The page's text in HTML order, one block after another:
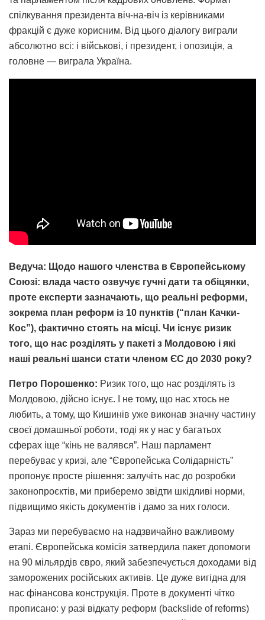
спілкування президента віч-на-віч із керівниками
фракцій є дуже корисним. Від цього діалогу виграли
абсолютно всі: і військові, і президент, і опозиція, а
головне — виграла Україна.
Ведуча: Щодо нашого членства в Європейському
Союзі: влада часто озвучує гучні дати та обіцянки,
проте експерти зазначають, що реальні реформи,
зокрема план реформ із 10 пунктів (“план Качки-
Кос”), фактично стоять на місці. Чи існує ризик
того, що нас розділять у пакеті з Молдовою і які
наші реальні шанси стати членом ЄС до 2030 року?
Петро Порошенко: Ризик того, що нас розділять із
Молдовою, дійсно існує. І не тому, що нас хтось не
любить, а тому, що Кишинів уже виконав значну частину
своєї домашньої роботи, тоді як у нас у багатьох
сферах іще “кінь не валявся”. Наш парламент
перебуває у кризі, але “Європейська Солідарність”
пропонує просте рішення: залучіть нас до розробки
законопроєктів, ми приберемо звідти шкідливі норми,
підвищимо якість документів і дамо за них голоси.
Зараз ми перебуваємо на надзвичайно важливому
етапі. Європейська комісія затвердила пакет допомоги
на 90 мільярдів євро, який забезпечується доходами від
заморожених російських активів. Це дуже вигідна для
нас фінансова конструкція. Проте в документі чітко
прописано: у разі відкату реформ (backslide of reforms)